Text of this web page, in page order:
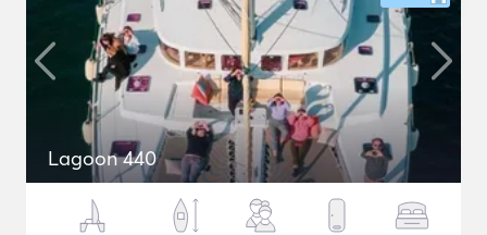
Lagoon 440